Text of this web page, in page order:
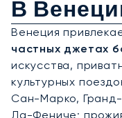
В
Венеция
частных джетах
искусства,
культурных
Сан-Марко,
Ла-Фениче;